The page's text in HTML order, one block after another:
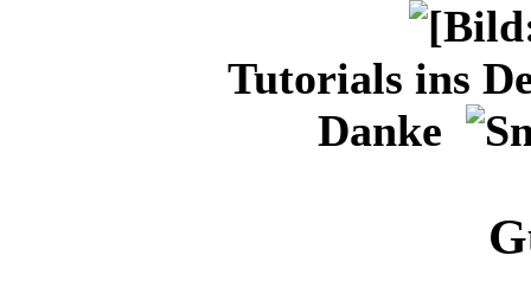
Tutorials ins
Danke